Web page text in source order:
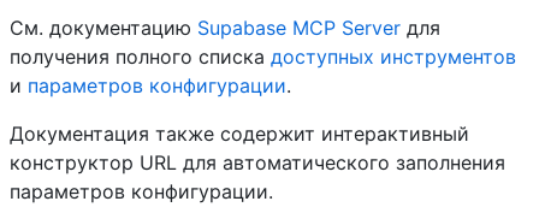
См. документацию Supabase MCP Server для
получения полного списка доступных инструментов
и параметров конфигурации.
Документация также содержит интерактивный
конструктор URL для автоматического заполнения
параметров конфигурации.